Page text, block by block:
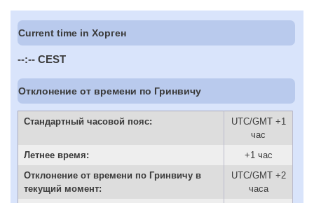
Current time in Хорген
--:-- CEST
Отклонение от времени по Гринвичу
Стандартный часовой пояс:
UTC/GMT +1
час
Летнее время:
+1 час
Отклонение от времени по Гринвичу в
текущий момент:
UTC/GMT +2
часа